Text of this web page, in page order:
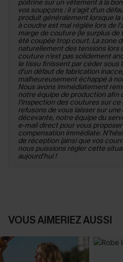
poitrine sur un vêtement à la
vos soupçons : il s'agit d'un
produit généralement lorsque la
à coudre est mal réglée lors de
marge de couture (le surplus de
été coupée trop court. La zone
naturellement des tensions lors
couture n'est pas solidement
le tissu finissent par céder sous
d'un défaut de fabrication
malheureusement échappé à
Nous avons immédiatement
notre équipe de production afin
l'inspection des coutures sur ce
refusons de vous laisser sur
décevante, notre équipe du
e-mail direct pour vous
compensation immédiate.
de réception (ainsi que vos
nous puissions régler cette
aujourd'hui !
VOUS AIMERIEZ AUSSI